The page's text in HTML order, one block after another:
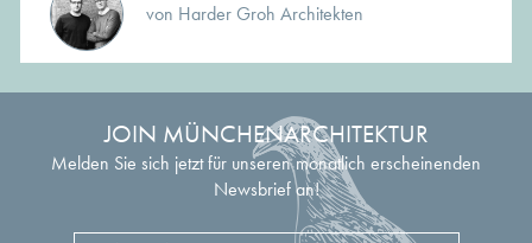
von Harder Groh Architekten
JOIN MÜNCHENARCHITEKTUR
Melden Sie sich jetzt für unseren monatlich erscheinenden
Newsbrief an!